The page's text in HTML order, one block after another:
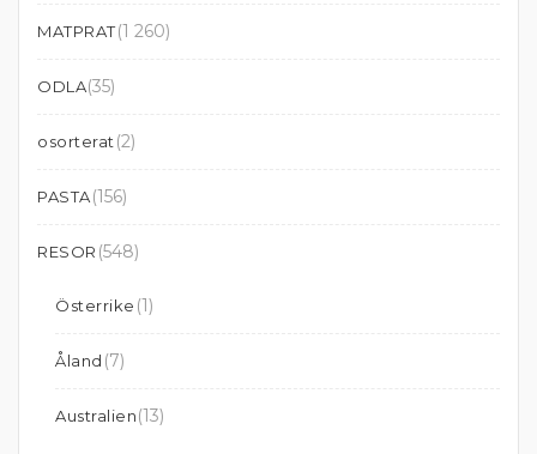
MATPRAT(1 260)
ODLA(35)
osorterat (2)
PASTA(156)
RESOR (548)
Österrike (1)
Åland (7)
Australien(13)